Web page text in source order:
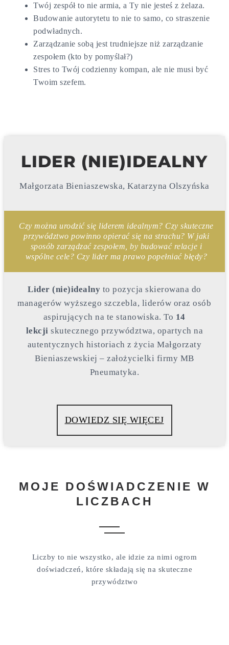
Twój zespół to nie armia, a Ty nie jesteś z żelaza.
Budowanie autorytetu to nie to samo, co straszenie
podwładnych.
Zarządzanie sobą jest trudniejsze niż zarządzanie
zespołem (kto by pomyślał?)
Stres to Twój codzienny kompan, ale nie musi być
Twoim szefem.
LIDER (NIE)IDEALNY
Małgorzata Bieniaszewska, Katarzyna Olszyńska
Czy można urodzić się liderem idealnym? Czy skuteczne
przywództwo powinno opierać się na strachu? W jaki
sposób zarządzać zespołem, by budować relacje i
wspólne cele? Czy lider ma prawo popełniać błędy?
Lider (nie)idealny to pozycja skierowana do
managerów wyższego szczebla, liderów oraz osób
aspirujących na te stanowiska. To 14
lekcji skutecznego przywództwa, opartych na
autentycznych historiach z życia Małgorzaty
Bieniaszewskiej – założycielki firmy MB
Pneumatyka.
DOWIEDZ SIĘ WIĘCEJ
MOJE DOŚWIADCZENIE W
LICZBACH
Liczby to nie wszystko, ale idzie za nimi ogrom
doświadczeń, które składają się na skuteczne
przywództwo